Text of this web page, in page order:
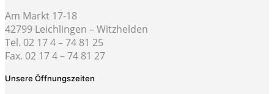
Am Markt 17-18
42799 Leichlingen – Witzhelden
Tel. 02 17 4 – 74 81 25
Fax. 02 17 4 – 74 81 27
Unsere Öffnungszeiten